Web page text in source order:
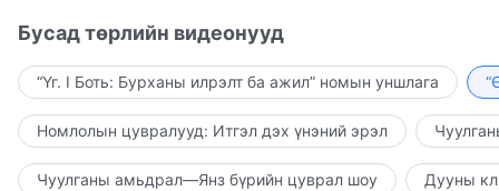
Бусад төрлийн видеонууд
“Үг. I Боть: Бурханы илрэлт ба ажил” номын уншлага
Номлолын цувралууд: Итгэл дэх үнэний эрэл
Чуулганы амьдрал—Янз бүрийн цуврал шоу Дууны